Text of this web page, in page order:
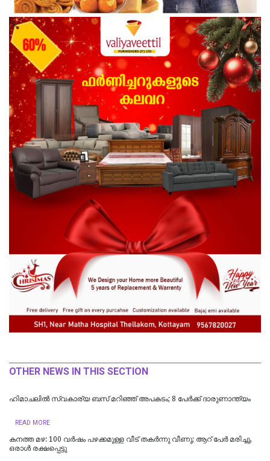
OTHER NEWS IN THIS SECTION
ഹിമാചലിൽ സ്വകാര്യ ബസ് മറിഞ്ഞ് അപകടം; 8 പേർക്ക് ദാരുണാന്ത്യം
READ MORE
കനത്ത മഴ: 100 വർഷം പഴക്കമുള്ള വീട് തകർന്നു വീണു; ആറ് പേർ മരിച്ചു,
ഒരാൾ രക്ഷപ്പെട്ടു